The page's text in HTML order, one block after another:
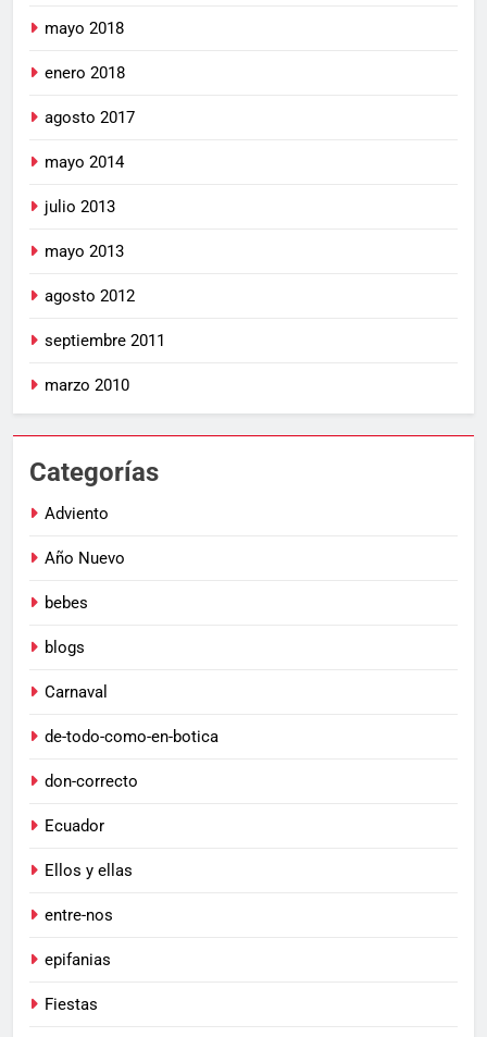
mayo 2018
enero 2018
agosto 2017
mayo 2014
julio 2013
mayo 2013
agosto 2012
septiembre 2011
marzo 2010
Categorías
Adviento
Año Nuevo
bebes
blogs
Carnaval
de-todo-como-en-botica
don-correcto
Ecuador
Ellos y ellas
entre-nos
epifanias
Fiestas